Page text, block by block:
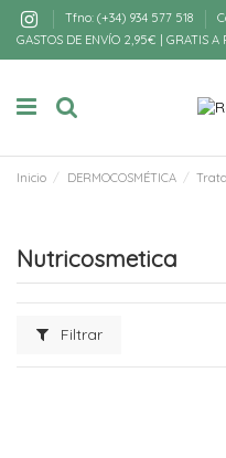
Tfno: (+34) 934 577 518
GASTOS DE ENVÍO 2,95€ | GRATIS A
Inicio DERMOCOSMÉTICA
Nutricosmetica
Filtrar